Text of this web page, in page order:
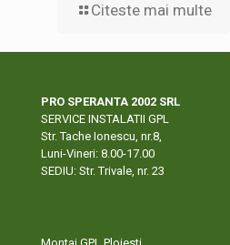
Citeste mai multe
PRO SPERANTA 2002 SRL
SERVICE INSTALATII GPL
Str. Tache Ionescu, nr.8,
Luni-Vineri: 8.00-17.00
SEDIU: Str. Trivale, nr. 23